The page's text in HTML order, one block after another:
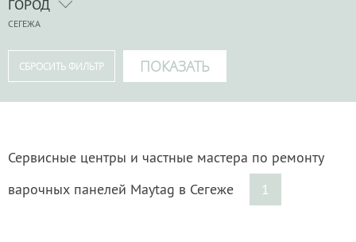
ГОРОД
СЕГЕЖА
Сервисные центры и частные мастера по ремонту
варочных панелей Maytag в Сегеже
1